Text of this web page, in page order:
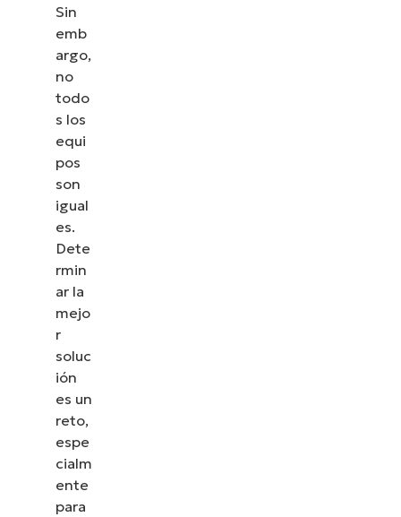
Sin
emb
argo,
no
todo
s los
equi
pos
son
igual
es.
Dete
rmin
ar la
mejo
r
soluc
ión
es un
reto,
espe
cialm
ente
para